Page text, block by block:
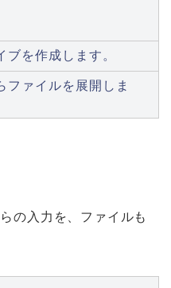
ブを作成します。
ファイルを展開しま
の入力を、ファイルも